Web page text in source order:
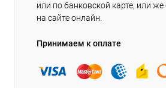
или по банковской карте, или
на сайте онлайн.
Принимаем к оплате